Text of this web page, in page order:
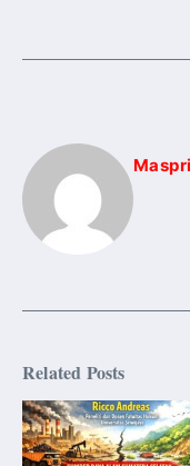
Related Posts